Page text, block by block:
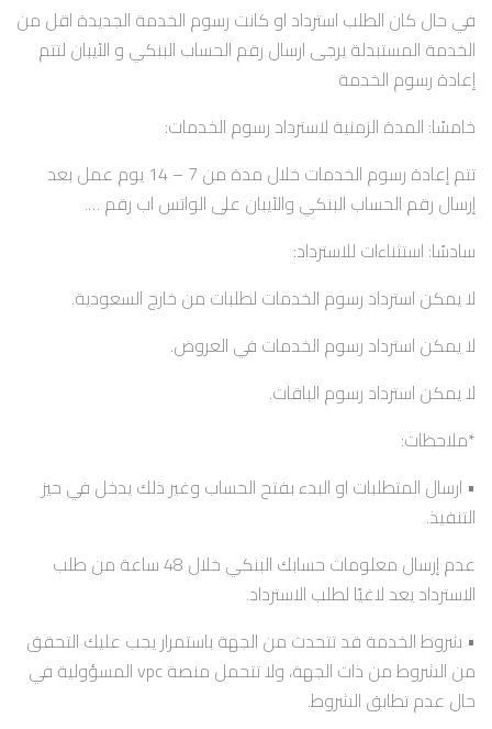
في حال كان الطلب استرداد او كانت رسوم الخدمة الجديدة اقل من
الخدمة المستبدلة يرجى ارسال رقم الحساب البنكي و الآيبان لتتم
إعادة رسوم الخدمة
خامسًا: المدة الزمنية لاسترداد رسوم الخدمات:
تتم إعادة رسوم الخدمات خلال مدة من 7 – 14 يوم عمل بعد
إرسال رقم الحساب البنكي والآيبان على الواتس اب رقم ….
سادسًا: استثناءات للاسترداد:
لا يمكن استرداد رسوم الخدمات لطلبات من خارج السعودية.
لا يمكن استرداد رسوم الخدمات في العروض.
لا يمكن استرداد رسوم الباقات.
*ملاحظات:
• ارسال المتطلبات او البدء بفتح الحساب وغير ذلك يدخل في حيز
التنفيذ.
عدم إرسال معلومات حسابك البنكي خلال 48 ساعة من طلب
الاسترداد يعد لاغيًا لطلب الاسترداد.
• شروط الخدمة قد تتحدث من الجهة باستمرار يجب عليك التحقق
من الشروط من ذات الجهة، ولا تتحمل منصة vpc المسؤولية في
حال عدم تطابق الشروط.